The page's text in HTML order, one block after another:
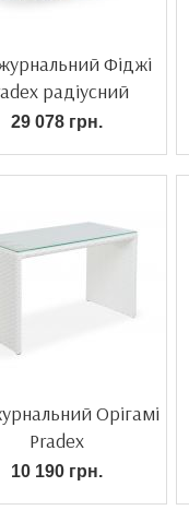
Фіджі
радіусний
29 078 грн.
Орігамі
Pradex
10 190 грн.